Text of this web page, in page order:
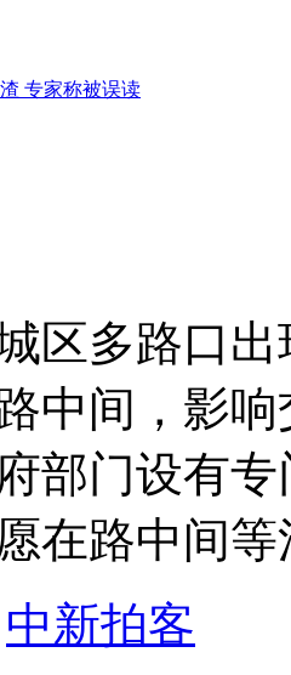
专家称被误读
烟民效仿
结婚
末日"谣言
廉护驾
区多路口
中间，影
部门设有
在路中间
中新拍客